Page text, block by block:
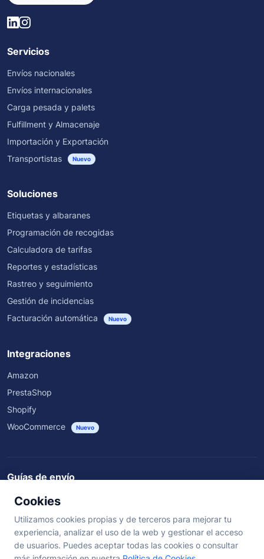
Cookies
Utilizamos cookies propias y de terceros para mejorar tu
experiencia, analizar el uso de la web y gestionar el acceso
de usuarios. Puedes aceptar todas las cookies o consultar
Servicios
Envíos nacionales
Envíos internacionales
Carga pesada y palets
Fulfillment y Almacenaje
Importación y Exportación
Transportistas
Nuevo
Soluciones
Etiquetas y albaranes
Programación de recogidas
Calculadora de tarifas
Reportes y estadísticas
Rastreo y seguimiento
Gestión de incidencias
Facturación automática
Nuevo
Integraciones
Amazon
PrestaShop
Shopify
WooCommerce
Nuevo
Guías de envío
Rastrear envíos
Envíos por transportista y país
SendSeiPro. Todos los derechos reservados.